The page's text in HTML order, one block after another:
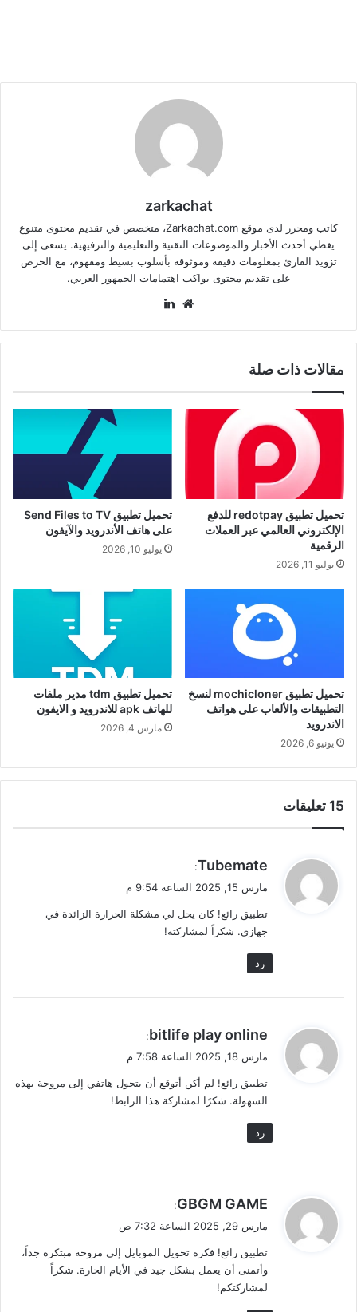
zarkachat
كاتب ومحرر لدى موقع Zarkachat.com، متخصص في تقديم محتوى متنوع
يغطي أحدث الأخبار والموضوعات التقنية والتعليمية والترفيهية. يسعى إلى
تزويد القارئ بمعلومات دقيقة وموثوقة بأسلوب بسيط ومفهوم، مع الحرص
على تقديم محتوى يواكب اهتمامات الجمهور العربي.
موقع
مقالات ذات صلة
تحميل تطبيق redotpay للدفع
الإلكتروني العالمي عبر العملات
الرقمية
يوليو 11, 2026
تحميل تطبيق Send Files to TV
على هاتف الأندرويد والآيفون
يوليو 10, 2026
تحميل تطبيق mochicloner لنسخ
التطبيقات والألعاب على هواتف
الاندرويد
يونيو 6, 2026
تحميل تطبيق tdm مدير ملفات
للهاتف apk للاندرويد و الايفون
مارس 4, 2026
‫15 تعليقات
ي
ل
Tubemate
:
مارس 15, 2025 الساعة 9:54 م
تطبيق رائع! كان يحل لي مشكلة الحرارة الزائدة في
جهازي. شكراً لمشاركته!
رد
ي
ل
bitlife play online
:
مارس 18, 2025 الساعة 7:58 م
تطبيق رائع! لم أكن أتوقع أن يتحول هاتفي إلى مروحة بهذه
السهولة. شكرًا لمشاركة هذا الرابط!
رد
ي
ل
GBGM GAME
:
مارس 29, 2025 الساعة 7:32 ص
تطبيق رائع! فكرة تحويل الموبايل إلى مروحة مبتكرة جداً،
وأتمنى أن يعمل بشكل جيد في الأيام الحارة. شكراً
لمشاركتكم!